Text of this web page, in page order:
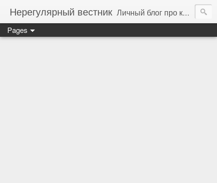
Нерегулярный вестник Личный блог про компьютеры, технологии и программирование
Pages